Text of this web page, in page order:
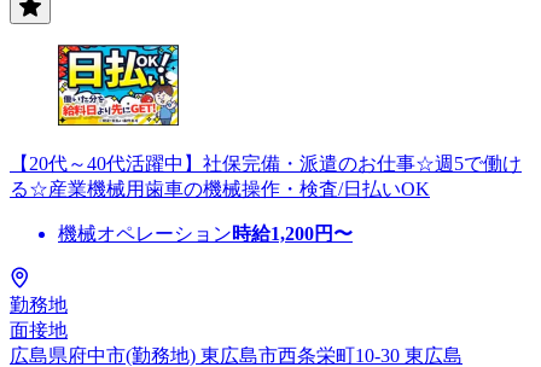
【20代～40代活躍中】社保完備・派遣のお仕事☆週5で働け
る☆産業機械用歯車の機械操作・検査/日払いOK
機械オペレーション時給1,200円〜
勤務地
面接地
広島県府中市(勤務地) 東広島市西条栄町10-30 東広島